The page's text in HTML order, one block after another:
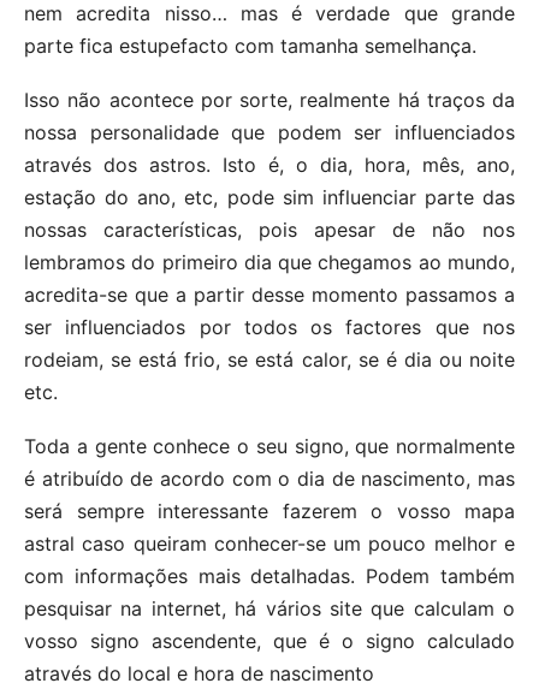
nem acredita nisso… mas é verdade que grande
parte fica estupefacto com tamanha semelhança.
Isso não acontece por sorte, realmente há traços da
nossa personalidade que podem ser influenciados
através dos astros. Isto é, o dia, hora, mês, ano,
estação do ano, etc, pode sim influenciar parte das
nossas características, pois apesar de não nos
lembramos do primeiro dia que chegamos ao mundo,
acredita-se que a partir desse momento passamos a
ser influenciados por todos os factores que nos
rodeiam, se está frio, se está calor, se é dia ou noite
etc.
Toda a gente conhece o seu signo, que normalmente
é atribuído de acordo com o dia de nascimento, mas
será sempre interessante fazerem o vosso mapa
astral caso queiram conhecer-se um pouco melhor e
com informações mais detalhadas. Podem também
pesquisar na internet, há vários site que calculam o
vosso signo ascendente, que é o signo calculado
através do local e hora de nascimento